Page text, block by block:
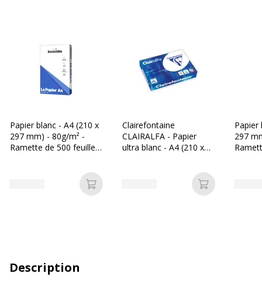
Papier blanc - A4 (210 x
297 mm) - 80g/m² -
Ramette de 500 feuilles
Ajouter au panier
Clairefontaine
CLAIRALFA - Papier
ultra blanc - A4 (210 x
Ajouter au
Papier
297
Description